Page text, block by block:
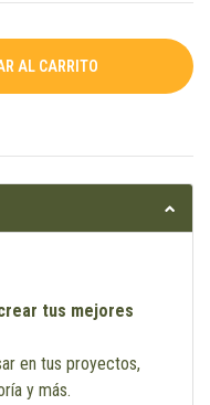
tus mejores
en tus proyectos,
y más.